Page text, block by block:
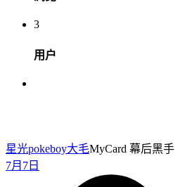
3
用户
星光pokeboy大毛MyCard 幕后黑手
7月7日